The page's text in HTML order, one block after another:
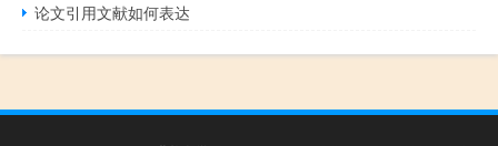
论文引用文献如何表达